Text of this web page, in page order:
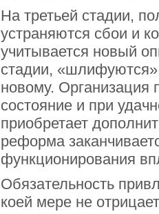
На третьей стадии,
устраняются сбои и
учитывается новый
стадии,
новому. Организация
состояние и при
приобретает
реформа
функционирования
Обязательность
коей мере не